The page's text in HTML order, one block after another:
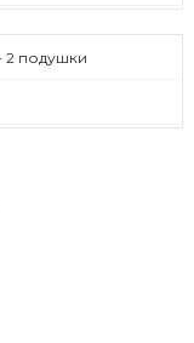
2 подушки